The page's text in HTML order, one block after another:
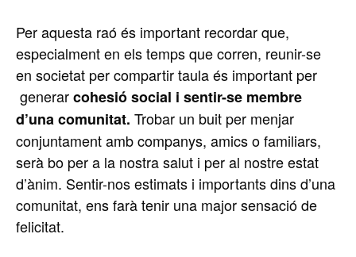
Per aquesta raó és important recordar que,
especialment en els temps que corren, reunir-se
en societat per compartir taula és important per
generarcohesió social i sentir-se membre
d’una comunitat. Trobar un buit per menjar
conjuntament amb companys, amics o familiars,
serà bo per a la nostra salut i per al nostre estat
d’ànim. Sentir-nos estimats i importants dins d’una
comunitat, ens farà tenir una major sensació de
felicitat.